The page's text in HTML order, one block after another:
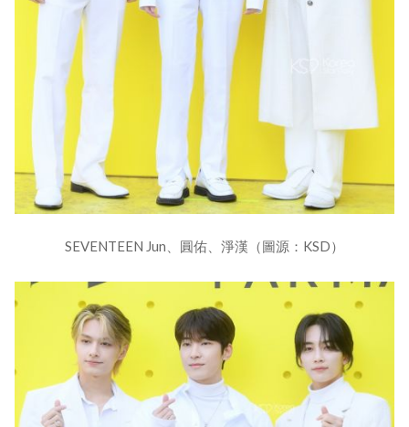
SEVENTEEN Jun、圓佑、淨漢（圖源：KSD）